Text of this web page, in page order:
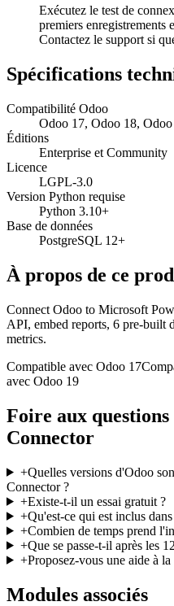
Exécutez le test de
premiers enregistrements
Contactez le support si
Spécifications
Compatibilité Odoo
Odoo 17, Odoo 18,
Éditions
Enterprise et Community
Licence
LGPL-3.0
Version Python requise
Python 3.10+
Base de données
PostgreSQL 12+
À propos de ce
Connect Odoo to Microsoft
API, embed reports, 6 pre-built
metrics.
Compatible avec Odoo 17
avec Odoo 19
Foire aux
Connector
+Quelles versions d'Odoo
Connector ?
+Existe-t-il un essai gratuit ?
+Qu'est-ce qui est inclus
+Combien de temps prend
+Que se passe-t-il après les
+Proposez-vous une aide à
Modules associés